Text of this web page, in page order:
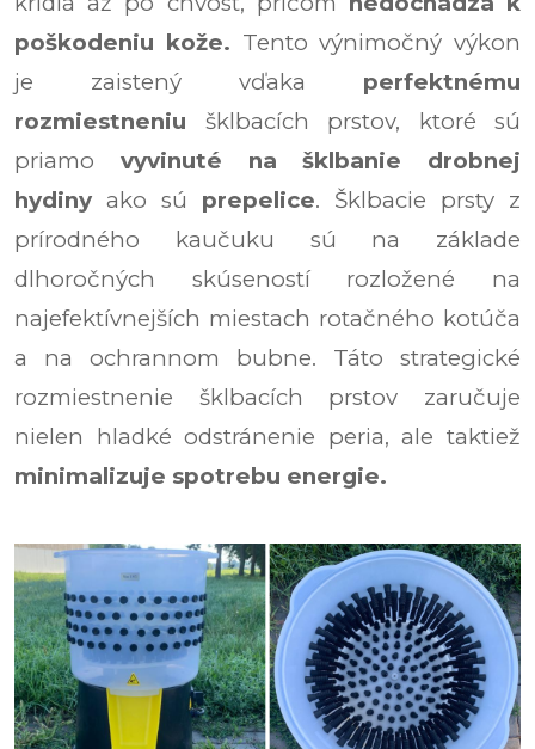
poškodeniu kože. Tento výnimočný výkon
je zaistený vďaka perfektnému
rozmiestneniu šklbacích prstov, ktoré sú
priamo vyvinuté na šklbanie drobnej
hydiny ako sú prepelice. Šklbacie prsty z
prírodného kaučuku sú na základe
dlhoročných skúseností rozložené na
najefektívnejších miestach rotačného kotúča
a na ochrannom bubne. Táto strategické
rozmiestnenie šklbacích prstov zaručuje
nielen hladké odstránenie peria, ale taktiež
minimalizuje spotrebu energie.